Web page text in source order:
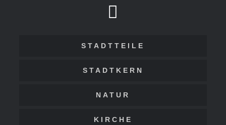
STADTTEILE
STADTKERN
NATUR
KIRCHE